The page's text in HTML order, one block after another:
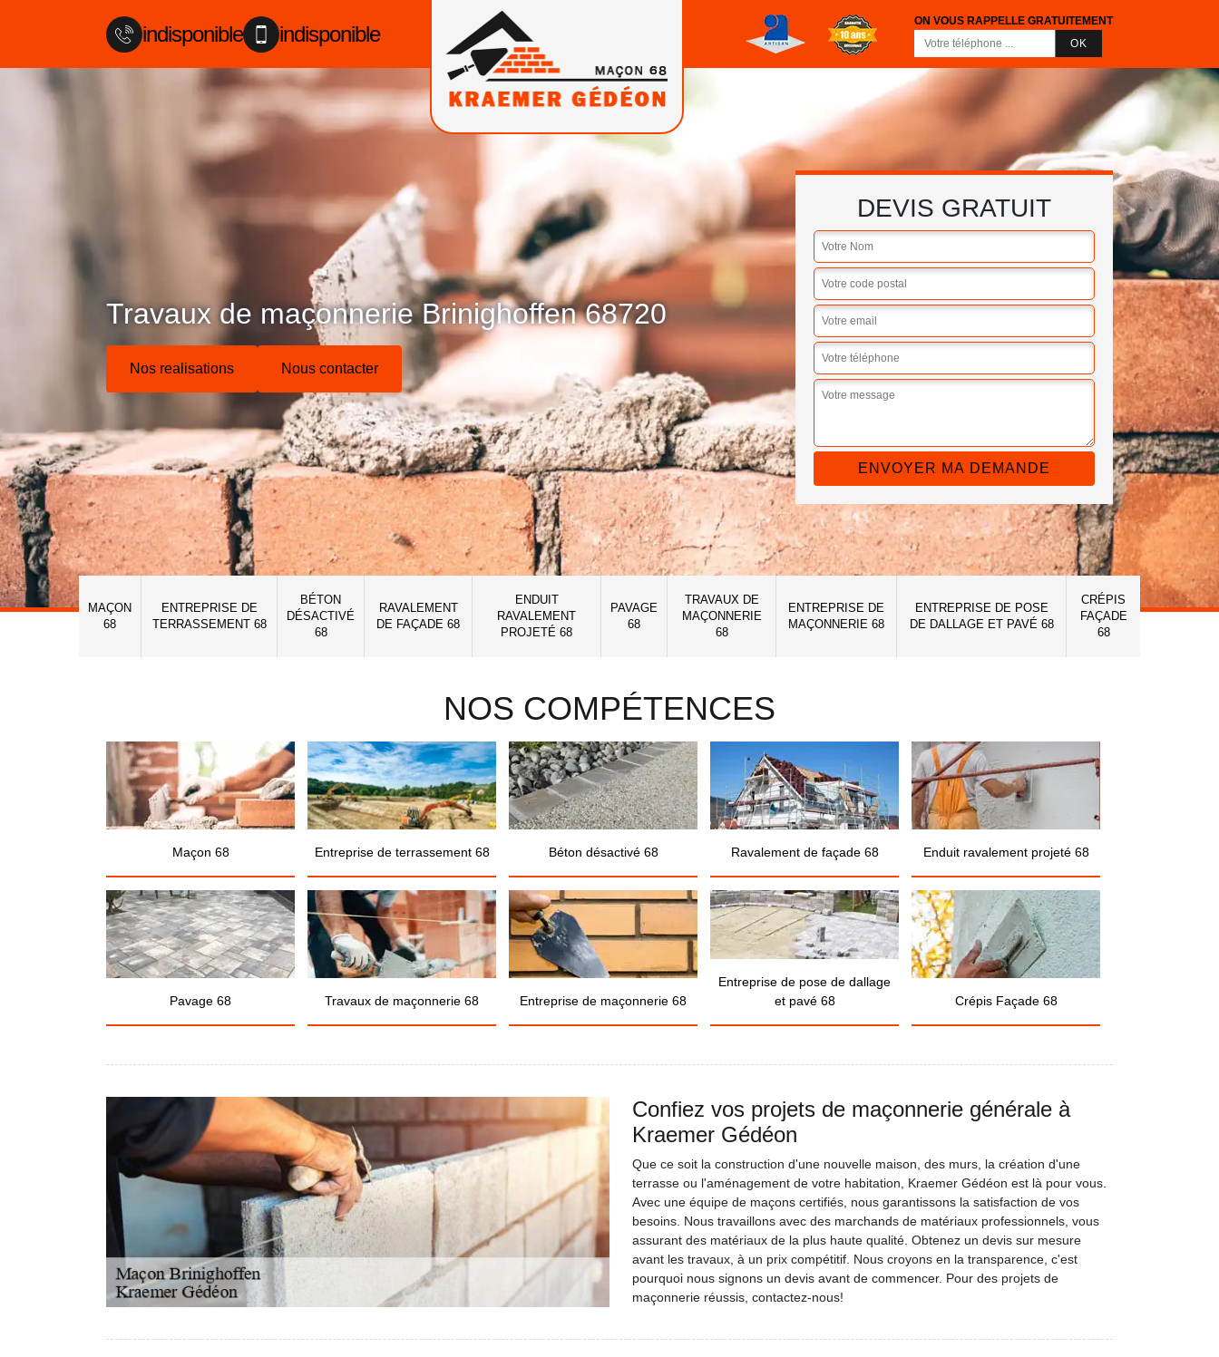
indisponible indisponible
ON VOUS RAPPELLE GRATUITEMENT
Travaux de maçonnerie Brinighoffen 68720
Nos realisations Nous contacter
DEVIS GRATUIT
MAÇON
68
ENTREPRISE DE
TERRASSEMENT 68
BÉTON
DÉSACTIVÉ
68
RAVALEMENT
DE FAÇADE 68
ENDUIT
RAVALEMENT
PROJETÉ 68
PAVAGE
68
TRAVAUX DE
MAÇONNERIE
68
ENTREPRISE DE
MAÇONNERIE 68
ENTREPRISE DE POSE
DE DALLAGE ET PAVÉ 68
CRÉPIS
FAÇADE
68
NOS COMPÉTENCES
Maçon 68 Entreprise de terrassement 68 Béton désactivé 68 Ravalement de façade 68 Enduit ravalement projeté 68
Pavage 68 Travaux de maçonnerie 68 Entreprise de maçonnerie 68
Entreprise de pose de dallage
et pavé 68
Crépis Façade 68
Confiez vos projets de maçonnerie générale à
Kraemer Gédéon
Que ce soit la construction d'une nouvelle maison, des murs, la création d'une
terrasse ou l'aménagement de votre habitation, Kraemer Gédéon est là pour vous.
Avec une équipe de maçons certifiés, nous garantissons la satisfaction de vos
besoins. Nous travaillons avec des marchands de matériaux professionnels, vous
assurant des matériaux de la plus haute qualité. Obtenez un devis sur mesure
avant les travaux, à un prix compétitif. Nous croyons en la transparence, c'est
pourquoi nous signons un devis avant de commencer. Pour des projets de
maçonnerie réussis, contactez-nous!